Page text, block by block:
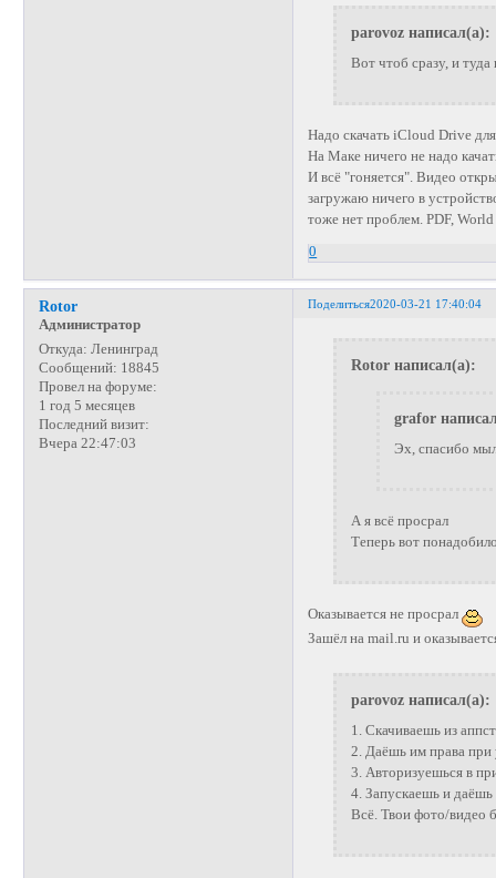
parovoz написал(а):
Вот чтоб сразу, и
Надо скачать iCloud Drive
На Маке ничего не надо
И всё "гоняется". Видео
загружаю ничего в
тоже нет проблем. PDF,
0
Поделиться2020-03-21 17:40:04
Rotor
Администратор
Откуда: Ленинград
Сообщений: 18845
Провел на форуме:
1 год 5 месяцев
Последний визит:
Вчера 22:47:03
Rotor написал(а):
grafor
Эх, спасибо
А я всё просрал
Теперь вот
Оказывается не просрал
Зашёл на mail.ru и
parovoz написал(а):
1. Скачиваешь из
2. Даёшь им права при
3. Авторизуешься в
4. Запускаешь и даёшь
Всё. Твои фото/видео